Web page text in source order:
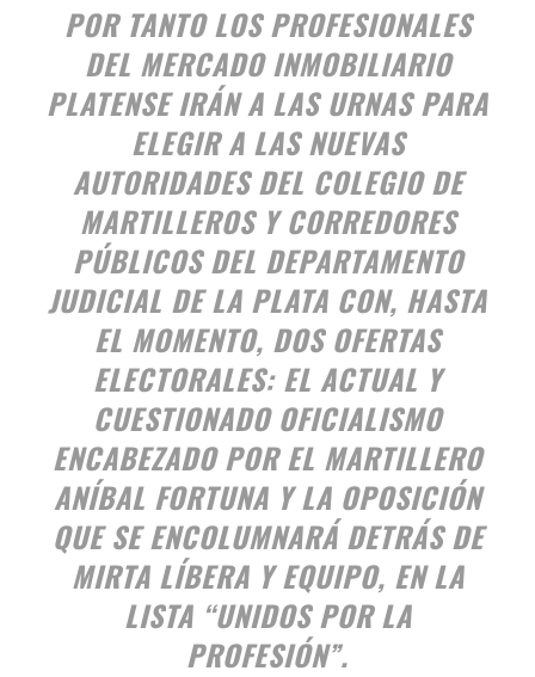
POR TANTO LOS PROFESIONALES
DEL MERCADO INMOBILIARIO
PLATENSE IRÁN A LAS URNAS PARA
ELEGIR A LAS NUEVAS
AUTORIDADES DEL COLEGIO DE
MARTILLEROS Y CORREDORES
PÚBLICOS DEL DEPARTAMENTO
JUDICIAL DE LA PLATA CON, HASTA
EL MOMENTO, DOS OFERTAS
ELECTORALES: EL ACTUAL Y
CUESTIONADO OFICIALISMO
ENCABEZADO POR EL MARTILLERO
ANÍBAL FORTUNA Y LA OPOSICIÓN
QUE SE ENCOLUMNARÁ DETRÁS DE
MIRTA LÍBERA Y EQUIPO, EN LA
LISTA “UNIDOS POR LA
PROFESIÓN”.